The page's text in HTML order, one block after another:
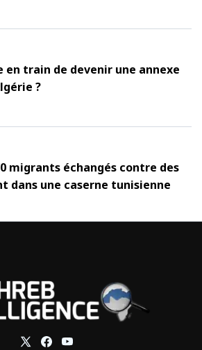
en train de devenir une annexe
?
migrants échangés contre des
dans une caserne tunisienne